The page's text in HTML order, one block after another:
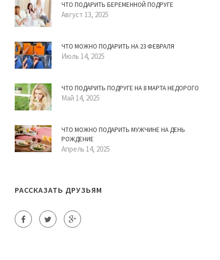
ЧТО ПОДАРИТЬ БЕРЕМЕННОЙ ПОДРУГЕ
Август 13, 2025
ЧТО МОЖНО ПОДАРИТЬ НА 23 ФЕВРАЛЯ
Июль 14, 2025
ЧТО ПОДАРИТЬ ПОДРУГЕ НА 8 МАРТА НЕДОРОГО
Май 14, 2025
ЧТО МОЖНО ПОДАРИТЬ МУЖЧИНЕ НА ДЕНЬ
РОЖДЕНИЕ
Апрель 14, 2025
РАССКАЗАТЬ ДРУЗЬЯМ